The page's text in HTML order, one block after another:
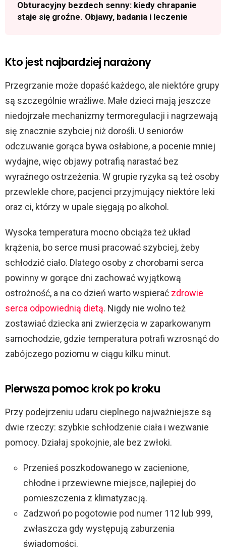
Obturacyjny bezdech senny: kiedy chrapanie
staje się groźne. Objawy, badania i leczenie
Kto jest najbardziej narażony
Przegrzanie może dopaść każdego, ale niektóre grupy
są szczególnie wrażliwe. Małe dzieci mają jeszcze
niedojrzałe mechanizmy termoregulacji i nagrzewają
się znacznie szybciej niż dorośli. U seniorów
odczuwanie gorąca bywa osłabione, a pocenie mniej
wydajne, więc objawy potrafią narastać bez
wyraźnego ostrzeżenia. W grupie ryzyka są też osoby
przewlekle chore, pacjenci przyjmujący niektóre leki
oraz ci, którzy w upale sięgają po alkohol.
Wysoka temperatura mocno obciąża też układ
krążenia, bo serce musi pracować szybciej, żeby
schłodzić ciało. Dlatego osoby z chorobami serca
powinny w gorące dni zachować wyjątkową
ostrożność, a na co dzień warto wspierać zdrowie
serca odpowiednią dietą. Nigdy nie wolno też
zostawiać dziecka ani zwierzęcia w zaparkowanym
samochodzie, gdzie temperatura potrafi wzrosnąć do
zabójczego poziomu w ciągu kilku minut.
Pierwsza pomoc krok po kroku
Przy podejrzeniu udaru cieplnego najważniejsze są
dwie rzeczy: szybkie schłodzenie ciała i wezwanie
pomocy. Działaj spokojnie, ale bez zwłoki.
Przenieś poszkodowanego w zacienione,
chłodne i przewiewne miejsce, najlepiej do
pomieszczenia z klimatyzacją.
Zadzwoń po pogotowie pod numer 112 lub 999,
zwłaszcza gdy występują zaburzenia
świadomości.